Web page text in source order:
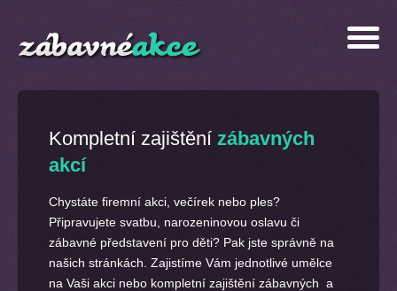
Kompletní zajištění zábavných
akcí
Chystáte firemní akci, večírek nebo ples?
Připravujete svatbu, narozeninovou oslavu či
zábavné představení pro děti? Pak jste správně na
našich stránkách. Zajistíme Vám jednotlivé umělce
na Vaši akci nebo kompletní zajištění zábavných a